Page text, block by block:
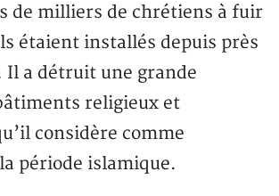
de milliers de chrétiens à fuir
étaient installés depuis près
Il a détruit une grande
religieux et
considère comme
période islamique.